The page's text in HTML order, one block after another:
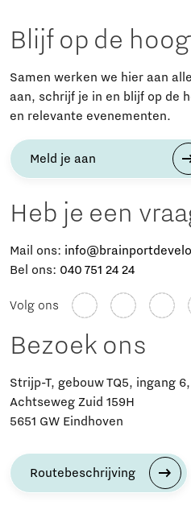
Blijf op de
Samen werken we hier aan
aan, schrijf je in en blijf op de
en relevante evenementen.
Meld je aan
Heb je een
Mail ons:
Bel ons: 040 751 24 24
Volg ons
Bezoek ons
Strijp-T, gebouw TQ5, ingang
Achtseweg Zuid 159H
5651 GW Eindhoven
Routebeschrijving